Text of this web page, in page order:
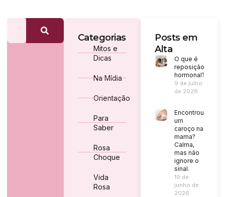
Categorias
Mitos e
Dicas
Na Mídia
Orientação
Para
Saber
Rosa
Choque
Vida
Rosa
Posts em
Alta
O que é
reposição
hormonal?
9 de julho
de 2026
Encontrou
um
caroço na
mama?
Calma,
mas não
ignore o
sinal.
19 de
junho de
2026